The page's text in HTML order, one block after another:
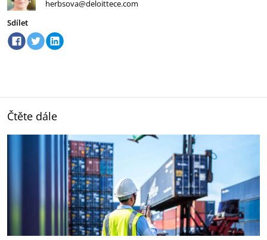
herbsova@deloittece.com
Sdílet
Čtěte dále